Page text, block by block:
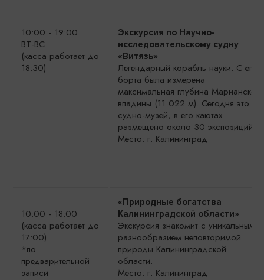
10:00 - 19:00
ВТ-ВС
(касса работает до
18:30)
Экскурсия по Научно-
исследовательскому судну
«Витязь»
Легендарный корабль науки. С его
борта была измерена
максимальная глубина Марианской
впадины (11 022 м). Сегодня это
судно-музей, в его каютах
размещено около 30 экспозиций.
Место: г. Калининград
10:00 - 18:00
(касса работает до
17:00)
*по
предварительной
записи
«Природные богатства
Калининградской области»
Экскурсия знакомит с уникальным
разнообразием неповторимой
природы Калининградской
области.
Место: г. Калининград